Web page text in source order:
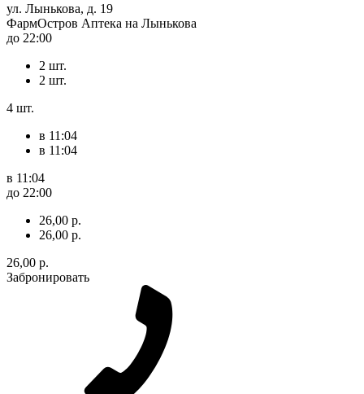
ул. Лынькова, д. 19
ФармОстров Аптека на Лынькова
до 22:00
2 шт.
2 шт.
4 шт.
в 11:04
в 11:04
в 11:04
до 22:00
26,00 р.
26,00 р.
26,00 р.
Забронировать